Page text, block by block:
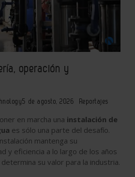
operación y
5 de agosto, 2026 Reportajes
en marcha una instalación de
es sólo una parte del desafío.
mantenga su
y eficiencia a lo largo de los años
su valor para la industria.